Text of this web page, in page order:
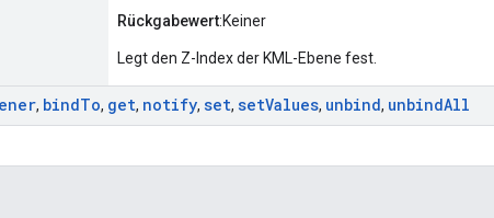
Rückgabewert:Keiner
Legt den Z-Index der KML-Ebene fest.
, bindTo, get, notify, set, setValues, unbind, unbindAll